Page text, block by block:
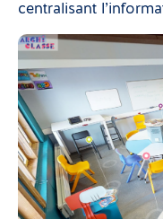
centralisant